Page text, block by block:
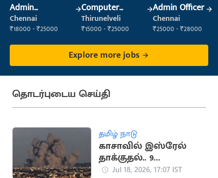
Admin
Supervisor
Chennai
₹18000 - ₹25000
Computer
Operator
Thirunelveli
₹15000 - ₹25000
Admin Officer
Chennai
₹25000 - ₹28000
Explore more jobs
தொடர்புடைய செய்தி
தமிழ் நாடு
காசாவில் இஸ்ரேல்
தாக்குதல்.. 9
பாலஸ்தீனர்கள்
Jul 18, 2026, 17:07 IST